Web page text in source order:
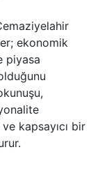
ekonomik
piyasa
kapsayıcı bir